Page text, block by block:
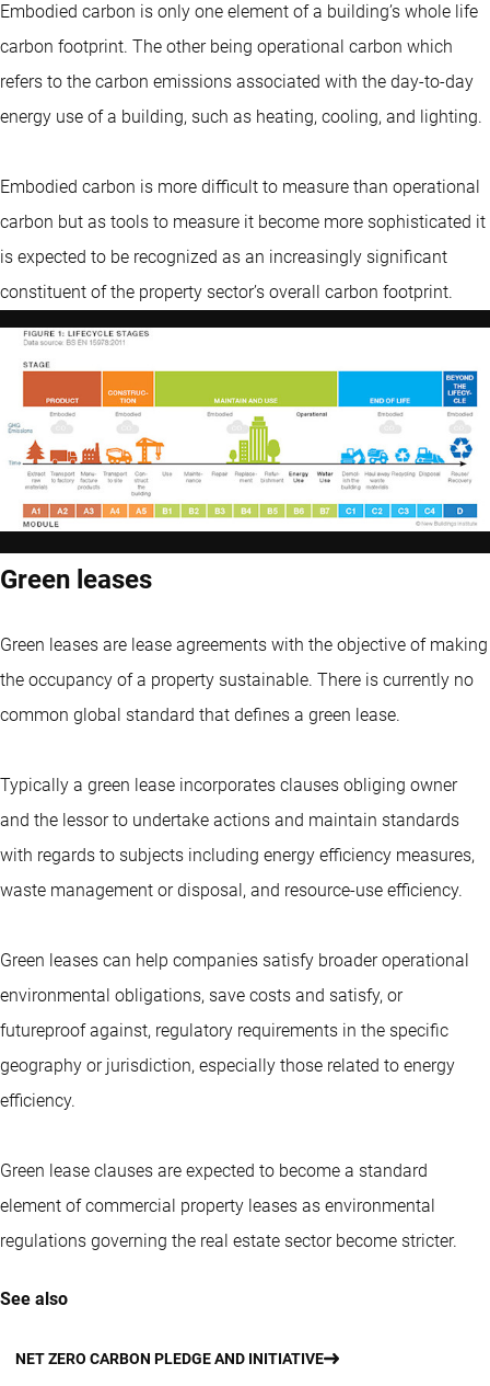
Embodied carbon is only one element of a building’s whole life
carbon footprint. The other being operational carbon which
refers to the carbon emissions associated with the day-to-day
energy use of a building, such as heating, cooling, and lighting.
Embodied carbon is more difficult to measure than operational
carbon but as tools to measure it become more sophisticated it
is expected to be recognized as an increasingly significant
constituent of the property sector’s overall carbon footprint.
Green leases
Green leases are lease agreements with the objective of making
the occupancy of a property sustainable. There is currently no
common global standard that defines a green lease.
Typically a green lease incorporates clauses obliging owner
and the lessor to undertake actions and maintain standards
with regards to subjects including energy efficiency measures,
waste management or disposal, and resource-use efficiency.
Green leases can help companies satisfy broader operational
environmental obligations, save costs and satisfy, or
futureproof against, regulatory requirements in the specific
geography or jurisdiction, especially those related to energy
efficiency.
Green lease clauses are expected to become a standard
element of commercial property leases as environmental
regulations governing the real estate sector become stricter.
See also
NET ZERO CARBON PLEDGE AND INITIATIVE